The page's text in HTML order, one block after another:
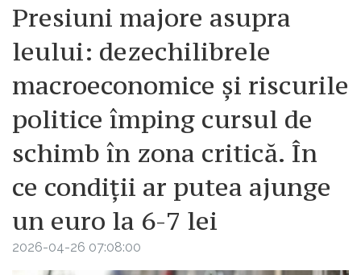
Presiuni majore asupra
leului: dezechilibrele
macroeconomice și riscurile
politice împing cursul de
schimb în zona critică. În
ce condiții ar putea ajunge
un euro la 6-7 lei
2026-04-26 07:08:00